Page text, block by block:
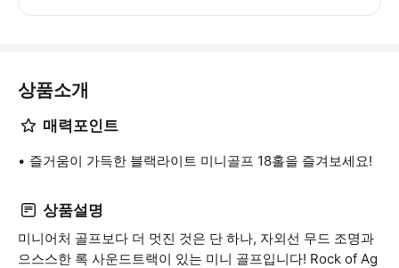
상품소개
매력포인트
즐거움이 가득한 블랙라이트 미니골프 18홀을 즐겨보세요!
상품설명
미니어처 골프보다 더 멋진 것은 단 하나, 자외선 무드 조명과
으스스한 록 사운드트랙이 있는 미니 골프입니다! Rock of Ag